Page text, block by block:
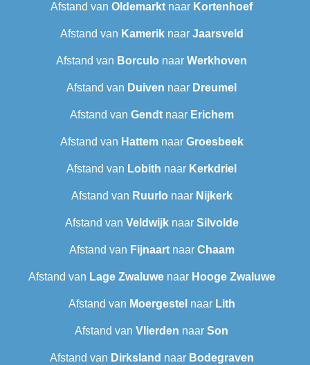
Afstand van Oldemarkt naar Kortenhoef
Afstand van Kameriknaar Jaarsveld
Afstand van Borculo naar Werkhoven
Afstand van Duiven naar Dreumel
Afstand van Gendtnaar Erichem
Afstand van Hattemnaar Groesbeek
Afstand van Lobith naar Kerkdriel
Afstand van Ruurlo naar Nijkerk
Afstand van Veldwijknaar Silvolde
Afstand van Fijnaartnaar Chaam
Afstand van Lage Zwaluwenaar Hooge Zwaluwe
Afstand van Moergestel naar Lith
Afstand van Vlierden naar Son
Afstand van Dirksland naar Bodegraven